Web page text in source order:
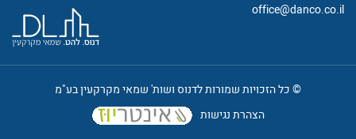
office@danco.co.il
© כל הזכויות שמורות לדנוס ושות' שמאי מקרקעין בע"מ
הצהרת נגישות